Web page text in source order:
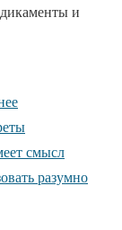
и
смысл
разумно